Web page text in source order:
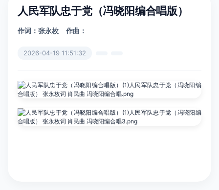
人民军队忠于党（冯晓阳编合唱版）
作词：张永枚 作曲：
2026-04-19 11:51:32